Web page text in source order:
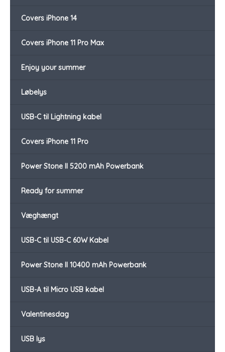
Covers iPhone 14
Covers iPhone 11 Pro Max
Enjoy your summer
Løbelys
USB-C til Lightning kabel
Covers iPhone 11 Pro
Power Stone II 5200 mAh Powerbank
Ready for summer
Væghængt
USB-C til USB-C 60W Kabel
Power Stone II 10400 mAh Powerbank
USB-A til Micro USB kabel
Valentinesdag
USB lys